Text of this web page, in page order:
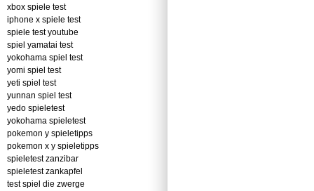
xbox spiele test
iphone x spiele test
spiele test youtube
spiel yamatai test
yokohama spiel test
yomi spiel test
yeti spiel test
yunnan spiel test
yedo spieletest
yokohama spieletest
pokemon y spieletipps
pokemon x y spieletipps
spieletest zanzibar
spieletest zankapfel
test spiel die zwerge